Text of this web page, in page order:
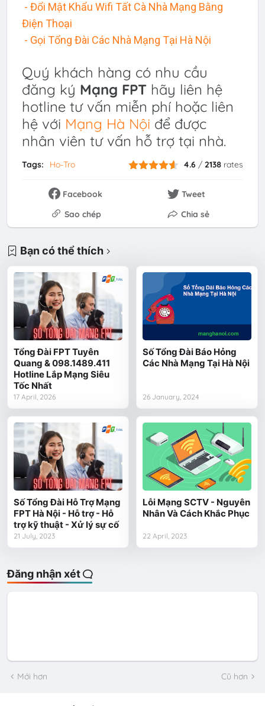
- Đổi Mật Khẩu Wifi Tất Cà Nhà Mạng Bằng
Điện Thoại
- Gọi Tổng Đài Các Nhà Mạng Tại Hà Nội
Quý khách hàng có nhu cầu
đăng ký Mạng FPThãy liên hệ
hotline tư vấn miễn phí hoặc liên
hệ với Mạng Hà Nội để được
nhân viên tư vấn hỗ trợ tại nhà.
Tags: Ho-Tro 4.6 /2138 rates
Facebook
Tweet
Sao chép
Chia sẻ
Bạn có thể thích
Tổng Đài FPT Tuyên
Quang & 098.1489.411
Hotline Lắp Mạng Siêu
Tốc Nhất
17 April, 2026
Số Tổng Đài Báo Hỏng
Các Nhà Mạng Tại Hà Nội
26 January, 2024
Số Tổng Đài Hỗ Trợ Mạng
FPT Hà Nội - Hỗ trợ - Hỗ
trợ kỹ thuật - Xử lý sự cố
21 July, 2023
Lỗi Mạng SCTV - Nguyên
Nhân Và Cách Khắc Phục
22 April, 2023
Đăng nhận xét
Mới hơn Cũ hơn